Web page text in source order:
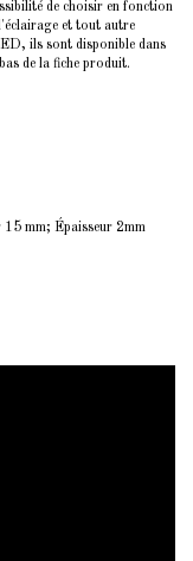
de choisir en fonction
et tout autre
ils sont disponible dans
de la fiche produit.
mm; Épaisseur 2mm